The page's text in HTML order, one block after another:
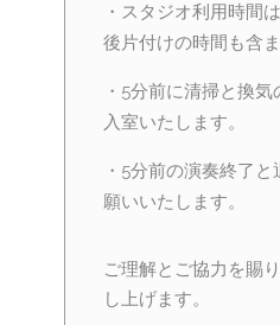
・スタジオ利用時間
後片付けの時間も含
・5分前に清掃と換
入室いたします。
・5分前の演奏終了
願いいたします。
ご理解とご協力を賜
し上げます。